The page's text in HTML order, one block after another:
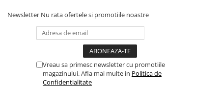
Newsletter Nu rata ofertele si promotiile noastre
Vreau sa primesc newsletter cu promotiile
magazinului. Afla mai multe in Politica de
Confidentialitate